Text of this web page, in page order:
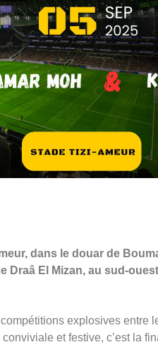
dans le douar de
Draâ El Mizan, au sud-
explosives entre
et festive, c’est la